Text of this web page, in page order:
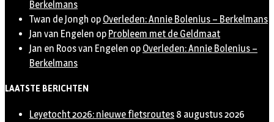
Berkelmans
Twan de Jongh op Overleden: Annie Bolenius – Berkelmans
Jan van Engelen op Probleem met de Geldmaat
Jan en Roos van Engelen op Overleden: Annie Bolenius –
Berkelmans
LAATSTE BERICHTEN
Leyetocht 2026: nieuwe fietsroutes 8 augustus 2026